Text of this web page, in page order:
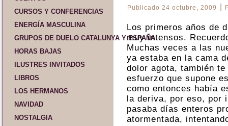
CURSOS Y CONFERENCIAS
ENERGÍA MASCULINA
GRUPOS DE DUELO CATALUNYA Y ESPAÑA
HORAS BAJAS
ILUSTRES INVITADOS
LIBROS
LOS HERMANOS
NAVIDAD
NOSTALGIA
Publicado 24 octubre, 2009
Los primeros años de
muy intensos.
Muchas veces a las
ya estaba en la cama
dolor agota, también
esfuerzo que supone
como entonces había
la deriva, por eso, por
pasaba días enteros
atormentada,